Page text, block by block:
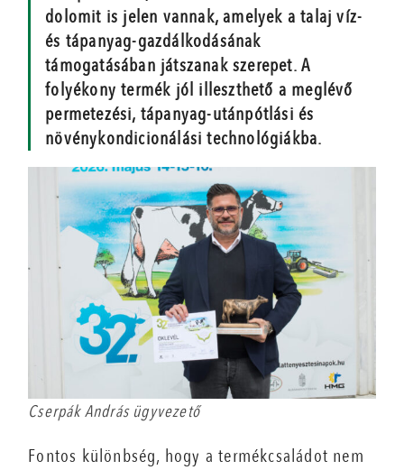
dolomit is jelen vannak, amelyek a talaj víz-
és tápanyag-gazdálkodásának
támogatásában játszanak szerepet. A
folyékony termék jól illeszthető a meglévő
permetezési, tápanyag-utánpótlási és
növénykondicionálási technológiákba.
Cserpák András ügyvezető
Fontos különbség, hogy a termékcsaládot nem